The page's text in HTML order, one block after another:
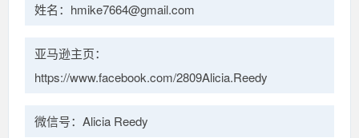
姓名：hmike7664@gmail.com
亚马逊主页：
https://www.facebook.com/2809Alicia.Reedy
微信号：Alicia Reedy